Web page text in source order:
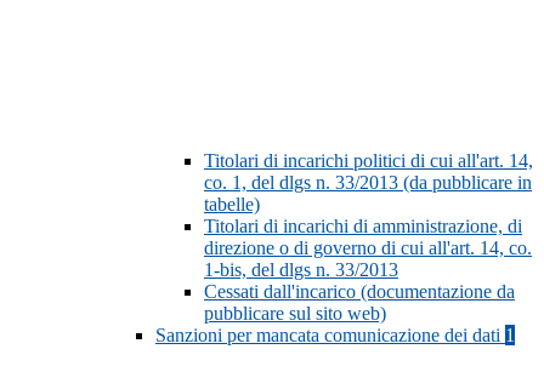
Titolari di incarichi politici di cui all'art. 14,
co. 1, del dlgs n. 33/2013 (da pubblicare in
tabelle)
Titolari di incarichi di amministrazione, di
direzione o di governo di cui all'art. 14, co.
1-bis, del dlgs n. 33/2013
Cessati dall'incarico (documentazione da
pubblicare sul sito web)
Sanzioni per mancata comunicazione dei dati 1